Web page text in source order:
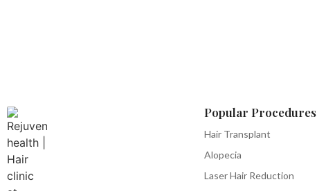
Popular Procedures
Hair Transplant
Alopecia
Laser Hair Reduction